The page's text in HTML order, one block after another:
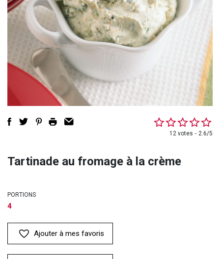
12 votes 2.6/5
Tartinade au fromage à la crème
PORTIONS
4
Ajouter à mes favoris